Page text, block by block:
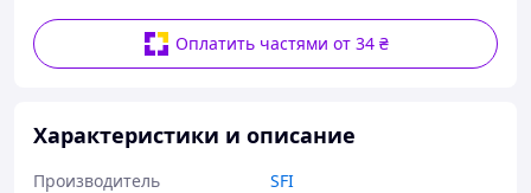
Оплатить частями от 34 ₴
Характеристики и описание
Производитель
SFI